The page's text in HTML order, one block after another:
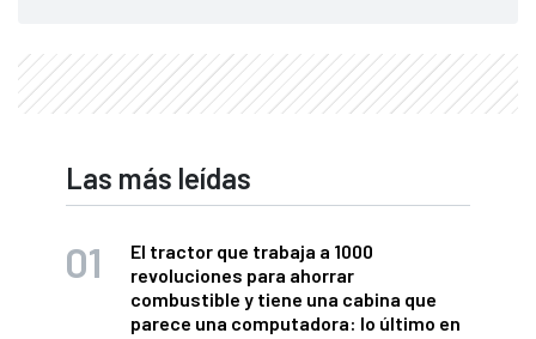
Las más leídas
El tractor que trabaja a 1000
revoluciones para ahorrar
combustible y tiene una cabina que
parece una computadora: lo último en